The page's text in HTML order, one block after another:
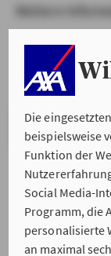
Die
beispielsweise
Funktion der
Social Media-
Programm, die
personalisierte
an maximal
Weitere